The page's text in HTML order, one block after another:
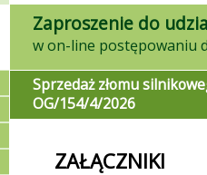
Zaproszenie do
Sprzedaż złomu
OG/154/4/2026
ZAŁĄCZNIKI